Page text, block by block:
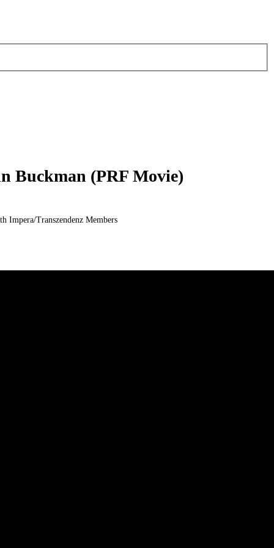
Buckman (PRF Movie)
Impera/Transzendenz Members